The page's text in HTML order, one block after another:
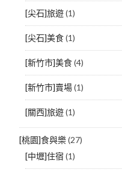
[尖石]旅遊(1)
[尖石]美食(1)
[新竹市]美食(4)
[新竹市]賣場(1)
[關西]旅遊(1)
[桃園]食與樂(27)
[中壢]住宿 (1)